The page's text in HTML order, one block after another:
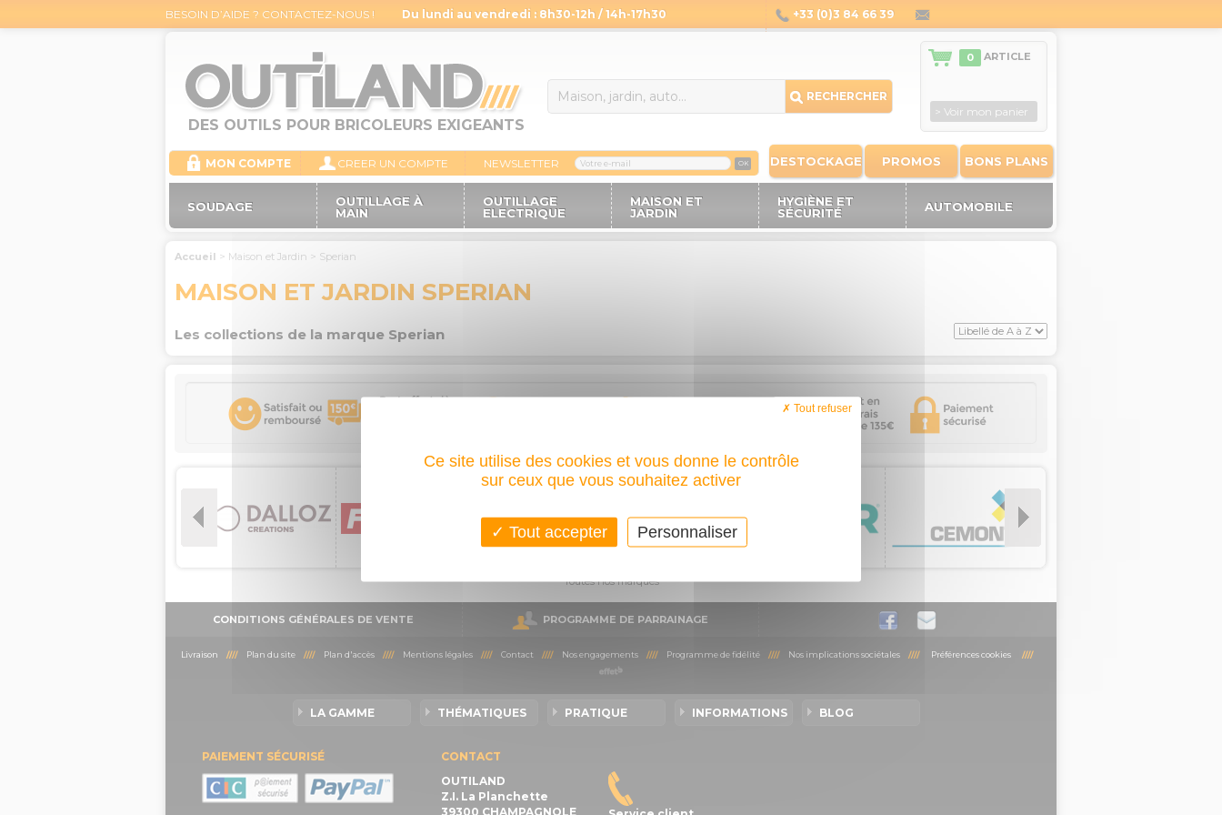
BESOIN D’AIDE ? CONTACTEZ-NOUS ! Du lundi au vendredi : 8h30-12h / 14h-17h30 +33 (0)3 84 66 39
DES OUTILS POUR BRICOLEURS EXIGEANTS
DESTOCKAGE PROMOS BONS PLANS
MON COMPTE CREER UN COMPTE NEWSLETTER OK
RECHERCHER
0 ARTICLE
> Voir mon panier
SOUDAGE
OUTILLAGE À
MAIN
OUTILLAGE
ELECTRIQUE
MAISON ET
JARDIN
HYGIÈNE ET
SÉCURITÉ
AUTOMOBILE
Accueil > Maison et Jardin > Sperian
MAISON ET JARDIN SPERIAN
Les collections de la marque Sperian
Toutes nos marques
CONDITIONS GÉNÉRALES DE VENTE PROGRAMME DE PARRAINAGE
Livraison //// Plan du site//// Plan d'accès//// Mentions légales//// Contact //// Nos engagements//// Programme de fidélité//// Nos implications sociétales//// Préférences cookies ////
LA GAMME THÉMATIQUES PRATIQUE INFORMATIONS BLOG
PAIEMENT SÉCURISÉ
CONTACT
OUTILAND
Z.I. La Planchette
39300 CHAMPAGNOLE
Ce site utilise des cookies et vous donne le contrôle
sur ceux que vous souhaitez activer
Tout accepter
Tout refuser
Personnaliser